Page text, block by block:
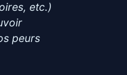
etc.)
peurs